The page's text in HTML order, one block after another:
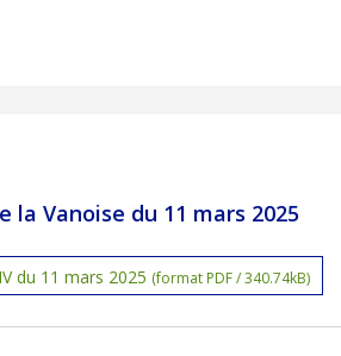
la Vanoise du 11 mars 2025
du 11 mars 2025 (format PDF / 340.74kB)